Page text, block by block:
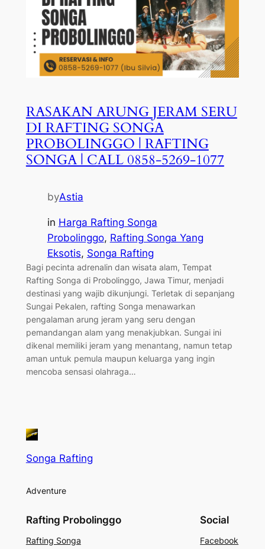
RASAKAN ARUNG JERAM SERU
DI RAFTING SONGA
PROBOLINGGO | RAFTING
SONGA | CALL 0858-5269-1077
byAstia
in Harga Rafting Songa
Probolinggo, Rafting Songa Yang
Eksotis, Songa Rafting
Bagi pecinta adrenalin dan wisata alam, Tempat
Rafting Songa di Probolinggo, Jawa Timur, menjadi
destinasi yang wajib dikunjungi. Terletak di sepanjang
Sungai Pekalen, rafting Songa menawarkan
pengalaman arung jeram yang seru dengan
pemandangan alam yang menakjubkan. Sungai ini
dikenal memiliki jeram yang menantang, namun tetap
aman untuk pemula maupun keluarga yang ingin
mencoba sensasi olahraga…
Songa Rafting
Adventure
Rafting Probolinggo
Rafting Songa
Social
Facebook